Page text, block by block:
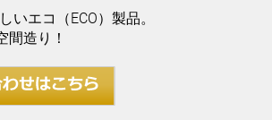
エコ（ECO）製品。
造り！